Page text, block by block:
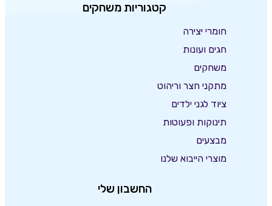
קטגוריות משחקים
חומרי יצירה
חגים ועונות
משחקים
מתקני חצר וריהוט
ציוד לגני ילדים
תינוקות ופעוטות
מבצעים
מוצרי הייבוא שלנו
החשבון שלי